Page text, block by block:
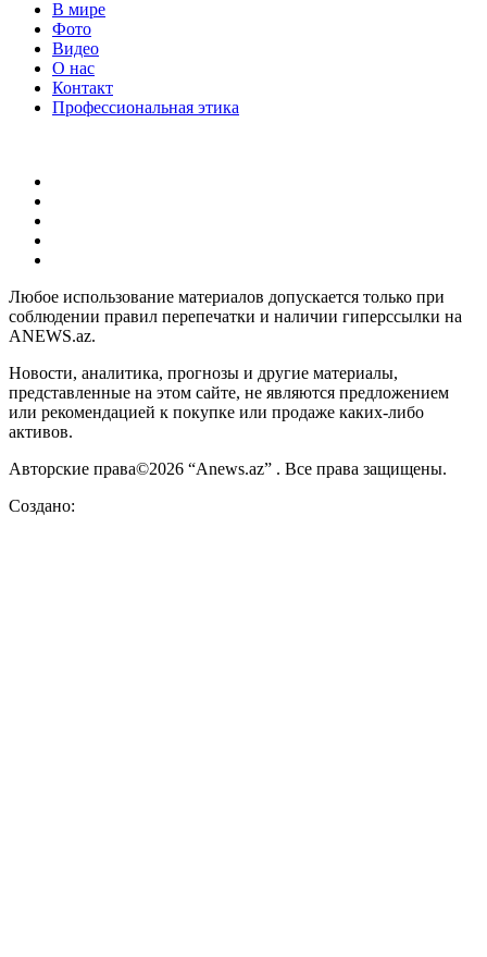
В мире
Фото
Видео
О нас
Контакт
Профессиональная этика
Любое использование материалов допускается только при
соблюдении правил перепечатки и наличии гиперссылки на
ANEWS.az.
Новости, аналитика, прогнозы и другие материалы,
представленные на этом сайте, не являются предложением
или рекомендацией к покупке или продаже каких-либо
активов.
Авторские права©2026 “Anews.az” . Все права защищены.
Создано: